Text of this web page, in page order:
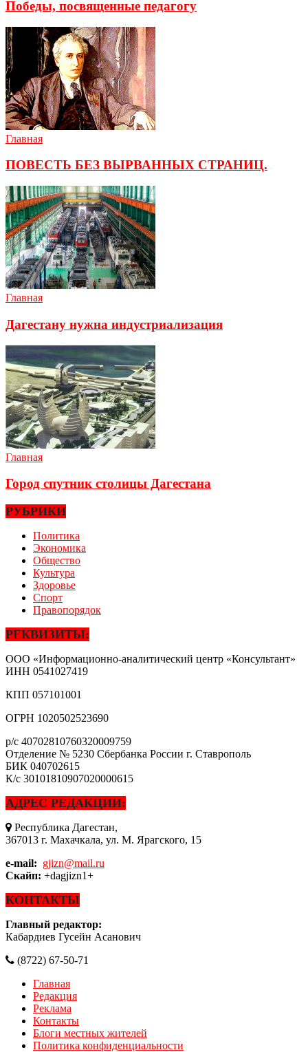
Победы, посвященные педагогу
Главная
ПОВЕСТЬ БЕЗ ВЫРВАННЫХ СТРАНИЦ.
Главная
Дагестану нужна индустриализация
Главная
Город спутник столицы Дагестана
РУБРИКИ
Политика
Экономика
Общество
Культура
Здоровье
Спорт
Правопорядок
РЕКВИЗИТЫ:
ООО «Информационно-аналитический центр «Консультант»
ИНН 0541027419
КПП 057101001
ОГРН 1020502523690
р/с 40702810760320009759
Отделение № 5230 Сбербанка России г. Ставрополь
БИК 040702615
К/с 30101810907020000615
АДРЕС РЕДАКЦИИ:
Республика Дагестан,
367013 г. Махачкала, ул. М. Ярагского, 15
e-mail: gjizn@mail.ru
Скайп: +dagjizn1+
КОНТАКТЫ
Главный редактор:
Кабардиев Гусейн Асанович
(8722) 67-50-71
Главная
Редакция
Реклама
Контакты
Блоги местных жителей
Политика конфиденциальности